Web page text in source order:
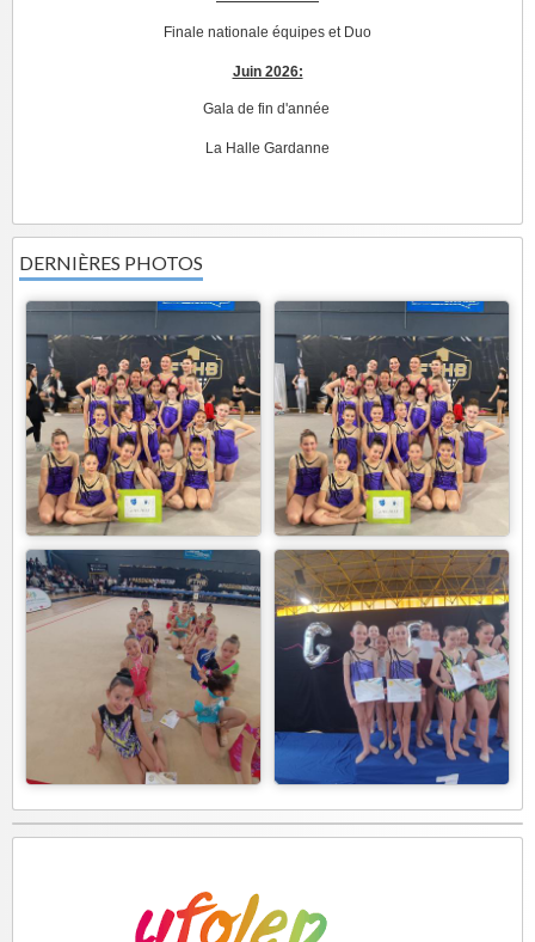
Finale nationale équipes et Duo
Juin 2026:
Gala de fin d'année
La Halle Gardanne
DERNIÈRES PHOTOS